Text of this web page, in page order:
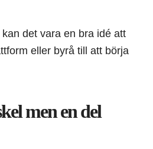
det vara en bra idé att
eller byrå till att börja
men en del